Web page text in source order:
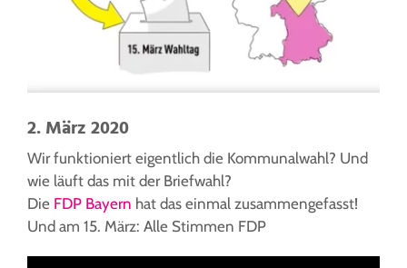
2. März 2020
Wir funktioniert eigentlich die Kommunalwahl? Und
wie läuft das mit der Briefwahl?
Die FDP Bayern hat das einmal zusammengefasst!
Und am 15. März: Alle Stimmen FDP